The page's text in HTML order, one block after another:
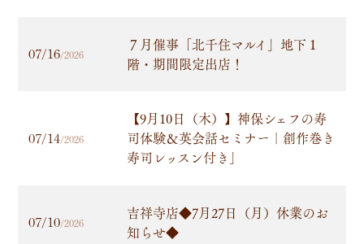
07/16/2026
７月催事「北千住マルイ」地下１
階・期間限定出店！
07/14/2026
【9月10日（木）】神保シェフの寿
司体験＆英会話セミナー｜創作巻き
寿司レッスン付き」
07/10/2026
吉祥寺店◆7月27日（月）休業のお
知らせ◆